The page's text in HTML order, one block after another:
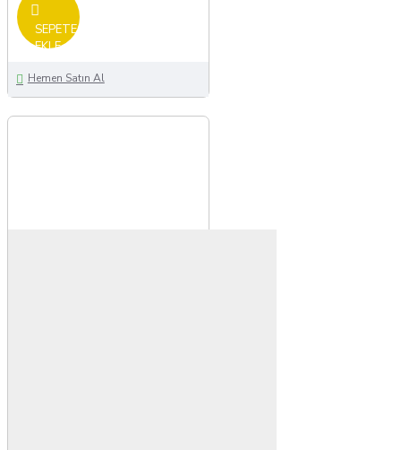
SEPETE
EKLE
Hemen Satın Al